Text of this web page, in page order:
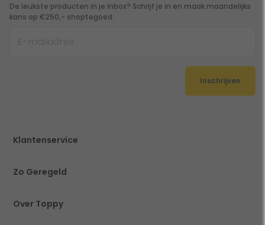
De leukste producten in je inbox? Schrijf je in en maak maandelijks
kans op €250,- shoptegoed.
Inschrijven
Klantenservice
Zo Geregeld
Over Toppy